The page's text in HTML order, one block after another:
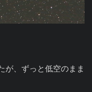
が、ずっと低空のまま